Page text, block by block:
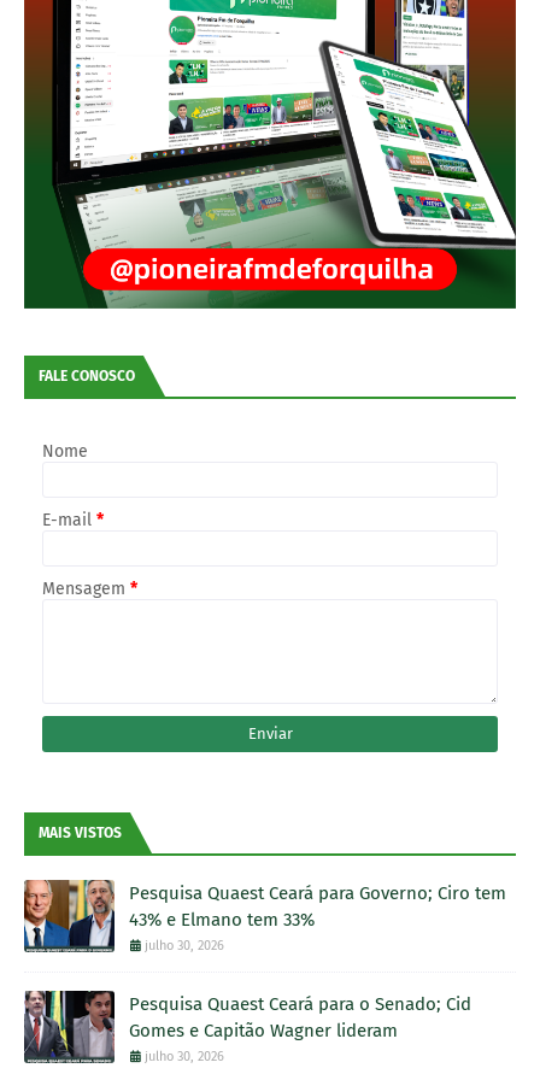
FALE CONOSCO
Nome
E-mail *
Mensagem *
MAIS VISTOS
Pesquisa Quaest Ceará para Governo; Ciro tem
43% e Elmano tem 33%
julho 30, 2026
Pesquisa Quaest Ceará para o Senado; Cid
Gomes e Capitão Wagner lideram
julho 30, 2026